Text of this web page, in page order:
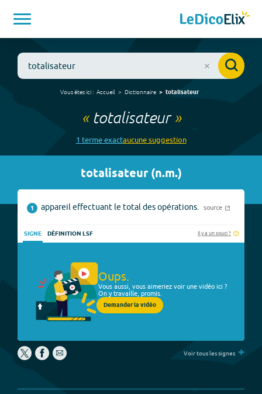
Vous êtes ici : Accueil Dictionnaire totalisateur
« totalisateur»
1 termeexactaucunesuggestion
totalisateur(n.m.)
1 appareil effectuant le total des opérations. source
SIGNE DÉFINITION LSF Il y a un souci ?
Oups.
Vous aussi, vous aimeriez voir une vidéo ici ?
On y travaille, promis.
Demander la vidéo
Voir tous les signes +